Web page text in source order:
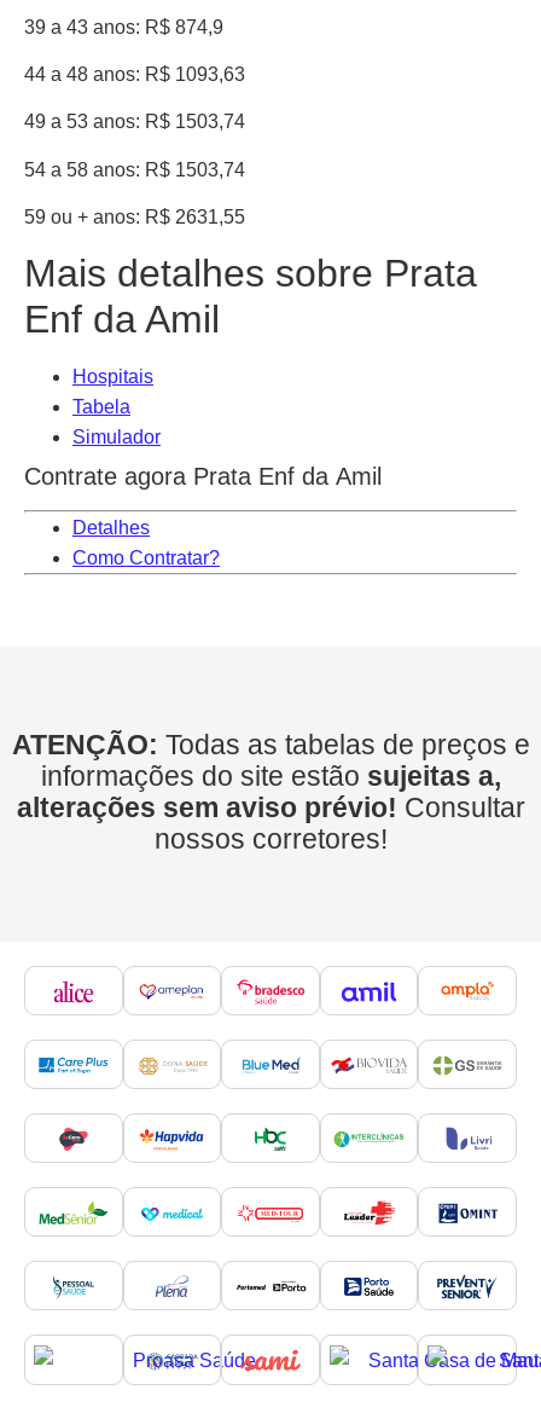
39 a 43 anos: R$ 874,9
44 a 48 anos: R$ 1093,63
49 a 53 anos: R$ 1503,74
54 a 58 anos: R$ 1503,74
59 ou + anos: R$ 2631,55
Mais detalhes sobre Prata
Enf da Amil
Hospitais
Tabela
Simulador
Contrate agora Prata Enf da Amil
Detalhes
Como Contratar?
ATENÇÃO: Todas as tabelas de preços e
informações do site estão sujeitas a,
alterações sem aviso prévio! Consultar
nossos corretores!